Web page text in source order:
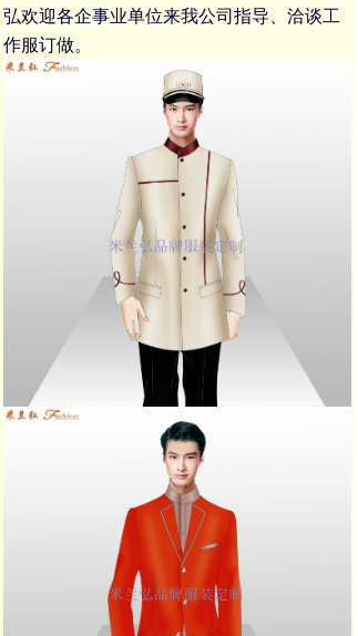
弘欢迎各企事业单位来我公司指导、洽谈工
作服订做。